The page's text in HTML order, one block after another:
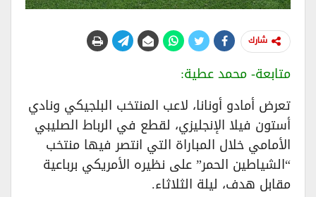
شارك
متابعة- محمد عطية:
تعرض أمادو أونانا، لاعب المنتخب البلجيكي ونادي
أستون فيلا الإنجليزي، لقطع في الرباط الصليبي
الأمامي خلال المباراة التي انتصر فيها منتخب
“الشياطين الحمر” على نظيره الأمريكي برباعية
مقابل هدف، ليلة الثلاثاء.